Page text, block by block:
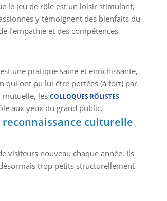
le jeu de rôle est un loisir stimulant,
y témoignent des bienfaits du
l’empathie et des compétences
une pratique saine et enrichissante,
qui ont pu lui être portées (à tort) par
mutuelle, les COLLOQUES RÔLISTES
aux yeux du grand public.
culturelle
visiteurs nouveau chaque année. Ils
trop petits structurellement